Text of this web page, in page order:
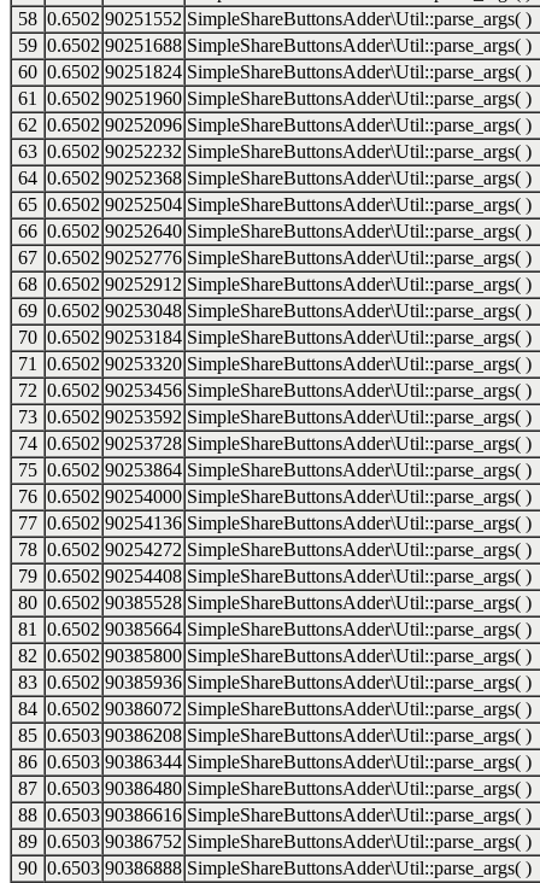
58 0.6502 90251552 SimpleShareButtonsAdder\Util::parse_args( )
59 0.6502 90251688 SimpleShareButtonsAdder\Util::parse_args( )
60 0.6502 90251824 SimpleShareButtonsAdder\Util::parse_args( )
61
0.6502 90251960 SimpleShareButtonsAdder\Util::parse_args( )
62 0.6502 90252096 SimpleShareButtonsAdder\Util::parse_args( )
63 0.6502 90252232 SimpleShareButtonsAdder\Util::parse_args( )
64 0.6502 90252368 SimpleShareButtonsAdder\Util::parse_args( )
65 0.6502 90252504 SimpleShareButtonsAdder\Util::parse_args( )
66 0.6502 90252640 SimpleShareButtonsAdder\Util::parse_args( )
67 0.6502 90252776 SimpleShareButtonsAdder\Util::parse_args( )
68 0.6502 90252912 SimpleShareButtonsAdder\Util::parse_args( )
69 0.6502 90253048 SimpleShareButtonsAdder\Util::parse_args( )
70 0.6502 90253184 SimpleShareButtonsAdder\Util::parse_args( )
71
0.6502 90253320 SimpleShareButtonsAdder\Util::parse_args( )
72 0.6502 90253456 SimpleShareButtonsAdder\Util::parse_args( )
73 0.6502 90253592 SimpleShareButtonsAdder\Util::parse_args( )
74 0.6502 90253728 SimpleShareButtonsAdder\Util::parse_args( )
75 0.6502 90253864 SimpleShareButtonsAdder\Util::parse_args( )
76 0.6502 90254000 SimpleShareButtonsAdder\Util::parse_args( )
77 0.6502 90254136 SimpleShareButtonsAdder\Util::parse_args( )
78 0.6502 90254272 SimpleShareButtonsAdder\Util::parse_args( )
79 0.6502 90254408 SimpleShareButtonsAdder\Util::parse_args( )
80 0.6502 90385528 SimpleShareButtonsAdder\Util::parse_args( )
81
0.6502 90385664 SimpleShareButtonsAdder\Util::parse_args( )
82 0.6502 90385800 SimpleShareButtonsAdder\Util::parse_args( )
83 0.6502 90385936 SimpleShareButtonsAdder\Util::parse_args( )
84 0.6502 90386072 SimpleShareButtonsAdder\Util::parse_args( )
85 0.6503 90386208 SimpleShareButtonsAdder\Util::parse_args( )
86 0.6503 90386344 SimpleShareButtonsAdder\Util::parse_args( )
87 0.6503 90386480 SimpleShareButtonsAdder\Util::parse_args( )
88 0.6503 90386616 SimpleShareButtonsAdder\Util::parse_args( )
89 0.6503 90386752 SimpleShareButtonsAdder\Util::parse_args( )
90 0.6503 90386888 SimpleShareButtonsAdder\Util::parse_args( )